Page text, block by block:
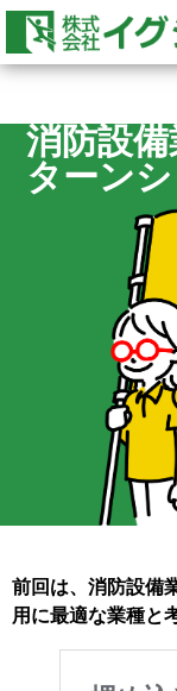
消防設
ターン
前回は、消防設備
用に最適な業種と